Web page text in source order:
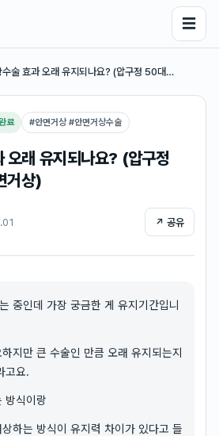
☰
수술 효과 오래 유지되나요? (압구정 50대…
료 #안면거상 #안면거상수술
오래 유지되나요? (압구정
거상)
↗ 공유
중인데 가장 궁금한 게 유지기간입니
지만 큰 수술인 만큼 오래 유지되는지
고요.
방식이랑
하는 방식이 유지력 차이가 있다고 들